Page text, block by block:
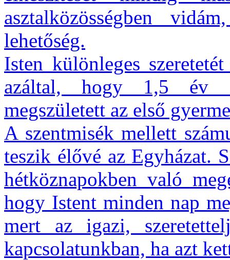
asztalközösségben
lehetőség.
Isten különleges
azáltal, hogy 1,5 év
megszületett az első
A szentmisék mellett
teszik élővé az Egyházat.
hétköznapokben való
hogy Istent minden nap
mert az igazi,
kapcsolatunkban, ha azt